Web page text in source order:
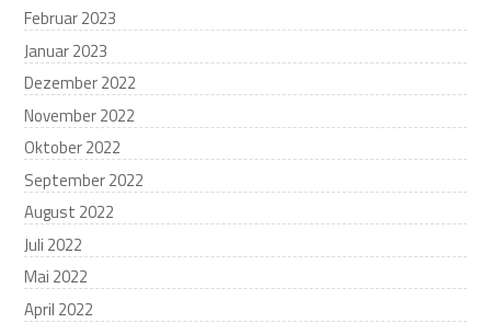
Februar 2023
Januar 2023
Dezember 2022
November 2022
Oktober 2022
September 2022
August 2022
Juli 2022
Mai 2022
April 2022